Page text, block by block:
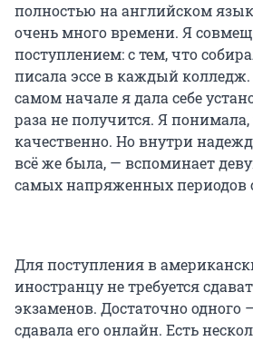
полностью на английском
очень много времени. Я
поступлением: с тем, что
писала эссе в каждый колледж.
самом начале я дала себе
раза не получится. Я понимала,
качественно. Но внутри
всё же была, — вспоминает
самых напряженных периодов
Для поступления в
иностранцу не требуется
экзаменов. Достаточно одного
сдавала его онлайн. Есть